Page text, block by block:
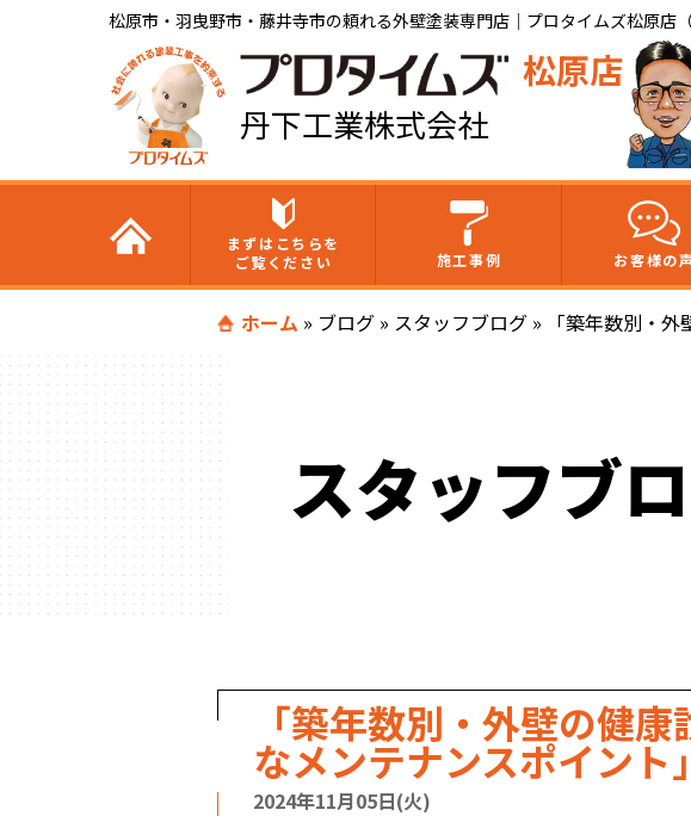
松原市・羽曳野市・藤井寺市の頼れる外壁塗装専門店｜プロタイムズ松原店
松原店
丹下工業株式会社
まずはこちらを
ご覧ください
施工事例 お客様の声
ホーム » ブログ » スタッフブログ » 「築年数別・
スタッフブ
「築年数別・外壁の健
なメンテナンスポイント
2024年11月05日(火)